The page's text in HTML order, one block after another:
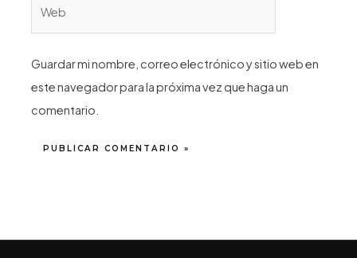
Guardar mi nombre, correo electrónico y sitio web en
este navegador para la próxima vez que haga un
comentario.